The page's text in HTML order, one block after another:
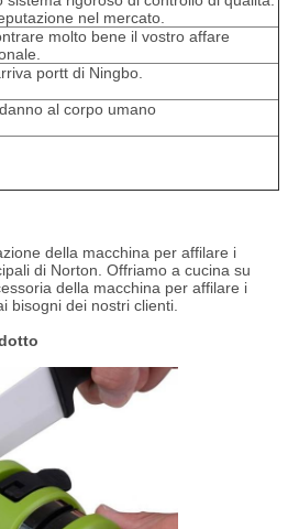
nel mercato.
molto bene il vostro affare
portt di Ningbo.
al corpo umano
della macchina per affilare i
di Norton. Offriamo a cucina su
della macchina per affilare i
bisogni dei nostri clienti.